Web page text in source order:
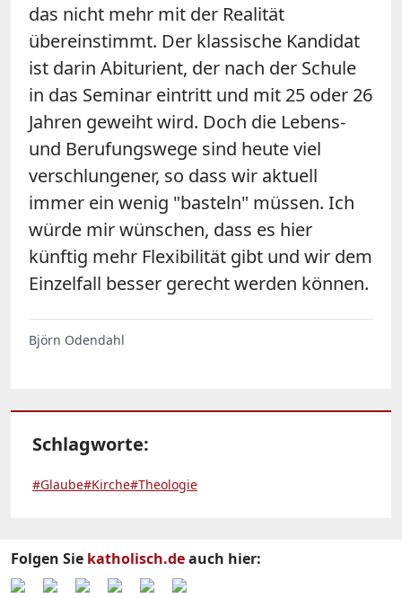
das nicht mehr mit der Realität
übereinstimmt. Der klassische Kandidat
ist darin Abiturient, der nach der Schule
in das Seminar eintritt und mit 25 oder 26
Jahren geweiht wird. Doch die Lebens-
und Berufungswege sind heute viel
verschlungener, so dass wir aktuell
immer ein wenig "basteln" müssen. Ich
würde mir wünschen, dass es hier
künftig mehr Flexibilität gibt und wir dem
Einzelfall besser gerecht werden können.
Björn Odendahl
Schlagworte:
#Glaube#Kirche#Theologie
Folgen Sie katholisch.deauch hier: